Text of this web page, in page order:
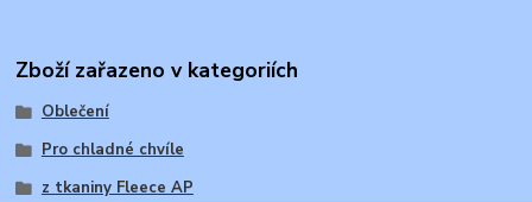
Zboží zařazeno v kategoriích
Oblečení
Pro chladné chvíle
z tkaniny Fleece AP